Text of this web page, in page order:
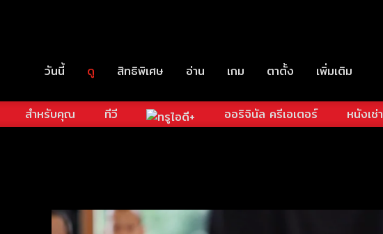
วันนี้ ดู สิทธิพิเศษ อ่าน เกม ตาตั้ง เพิ่มเติม
สำหรับคุณ ทีวี ออริจินัล ครีเอเตอร์ หนังเช่า